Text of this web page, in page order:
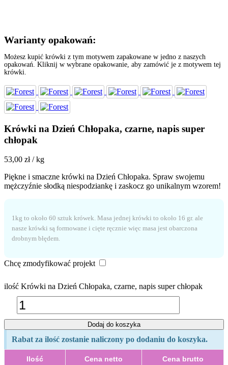
Warianty opakowań:
Możesz kupić krówki z tym motywem zapakowane w jedno z naszych
opakowań. Kliknij w wybrane opakowanie, aby zamówić je z motywem tej
krówki.
Krówki na Dzień Chłopaka, czarne, napis super
chłopak
53,00 zł / kg
Piękne i smaczne krówki na Dzień Chłopaka. Spraw swojemu
mężczyźnie słodką niespodziankę i zaskocz go unikalnym wzorem!
1kg to około 60 sztuk krówek. Masa jednej krówki to około 16 gr. ale
nasze krówki są formowane i cięte ręcznie więc masa jest obarczona
drobnym błędem.
Chcę zmodyfikować projekt
ilość Krówki na Dzień Chłopaka, czarne, napis super chłopak
Dodaj do koszyka
Rabat za ilość zostanie naliczony po dodaniu do koszyka.
Ilość Cena netto Cena brutto